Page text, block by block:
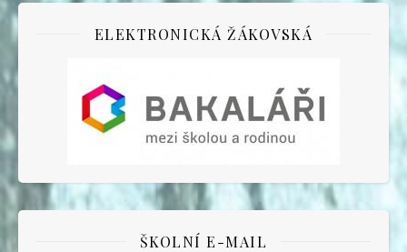
ELEKTRONICKÁ ŽÁKOVSKÁ
ŠKOLNÍ E-MAIL